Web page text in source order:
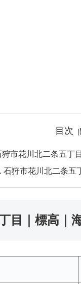
目次
狩市花川北二条五丁
石狩市花川北二条五
目｜標高｜